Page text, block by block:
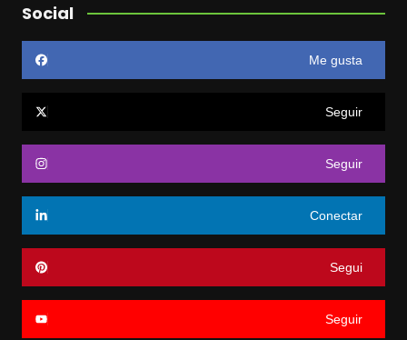
Social
Me gusta
Seguir
Seguir
Conectar
Segui
Seguir